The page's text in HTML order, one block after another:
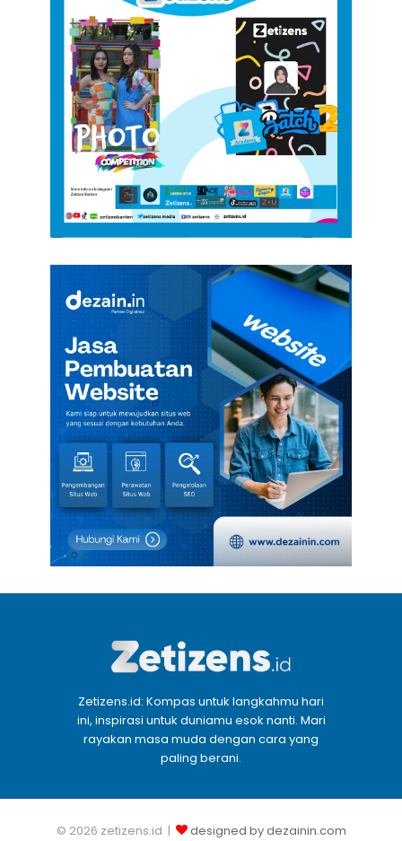
Zetizens.id: Kompas untuk langkahmu hari
ini, inspirasi untuk duniamu esok nanti. Mari
rayakan masa muda dengan cara yang
paling berani.
© 2026 zetizens.id | designed by dezainin.com